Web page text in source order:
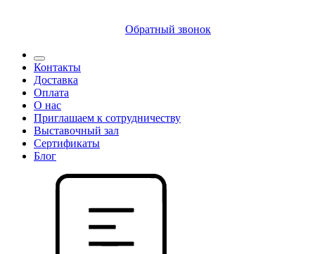
Обратный звонок
Контакты
Доставка
Оплата
О нас
Приглашаем к сотрудничеству
Выставочный зал
Сертификаты
Блог